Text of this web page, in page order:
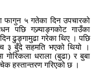
फागुन ५ गतेका दिन उपचारको
पछि गज्र्याङ्गकोट गाउँका
ढुङ्गामुढा गरेका थिए । पछि
३ बुँदे सहमति भएको थियो ।
धराला (बुढा) र बुबा
हस्तान्तरण गरिएको छ ।